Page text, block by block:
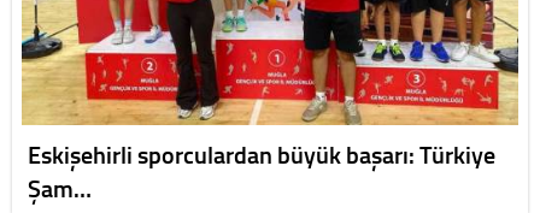
Eskişehirli sporculardan büyük başarı: Türkiye
Şam…